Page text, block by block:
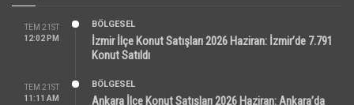
TEM 21ST
12:02 PM
BÖLGESEL
İzmir İlçe Konut Satışları 2026 Haziran: İzmir’de 7.791
Konut Satıldı
TEM 21ST
11:11 AM
BÖLGESEL
Ankara İlçe Konut Satışları 2026 Haziran: Ankara’da